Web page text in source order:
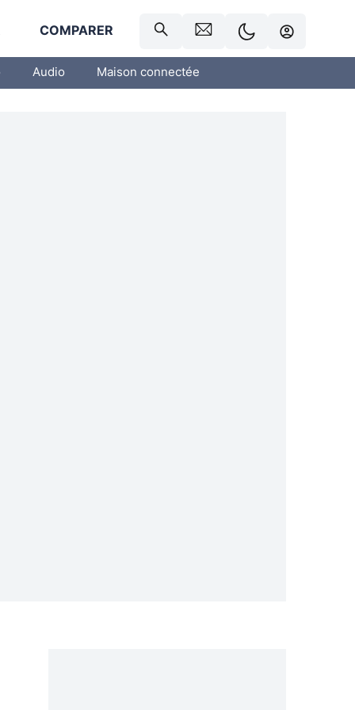
COMPARER
Audio Maison connectée